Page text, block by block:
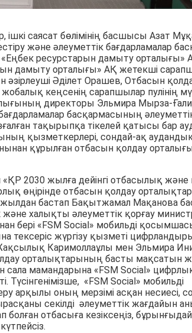
саясат бөлімінің басшысы Азат
және әлеуметтік бағдарламалар
ресурстарын дамыту орталығы»
дамыту орталығы» АҚ жетекші
Әділет Орашев, Отбасын
кеңсенің сарапшылар пулінің
директоры Эльмира Мырза-
басқармасының
тақырыпқа тікелей қатысы бар
қызметкерлері, сондай-ақ
құрылған отбасын қолдау
2030 жылға дейінгі отбасылық және
өңірінде отбасын қолдау
бастап Бақытжамал Мақанова
халықты әлеуметтік қорғау
«FSM Social» мобильді
тексеріс жүргізу қызметі
Каримоллаұлы мен Эльмира
орталықтарының басты мақсатын
сала мамандарына «FSM Social»
Түсінгенімізше, «FSM Social» мобильді
арқылы оның мерзімі асқан несиесі,
секілді әлеуметтік жағдайын
болған отбасыға кезіксеңіз,